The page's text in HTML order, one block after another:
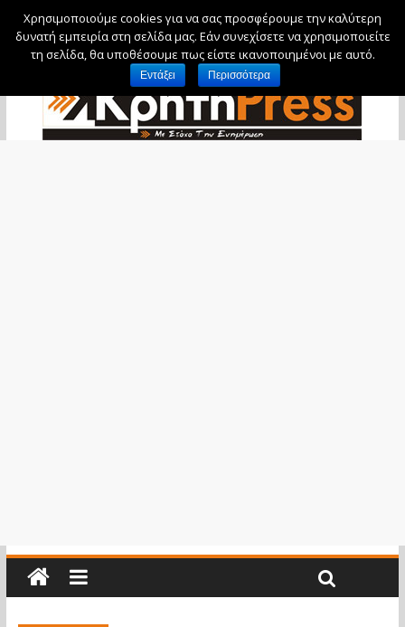
Δευτέρα, 10 Αυγούστου, 2026
Χρησιμοποιούμε cookies για να σας προσφέρουμε την καλύτερη
δυνατή εμπειρία στη σελίδα μας. Εάν συνεχίσετε να χρησιμοποιείτε
τη σελίδα, θα υποθέσουμε πως είστε ικανοποιημένοι με αυτό.
Εντάξει Περισσότερα